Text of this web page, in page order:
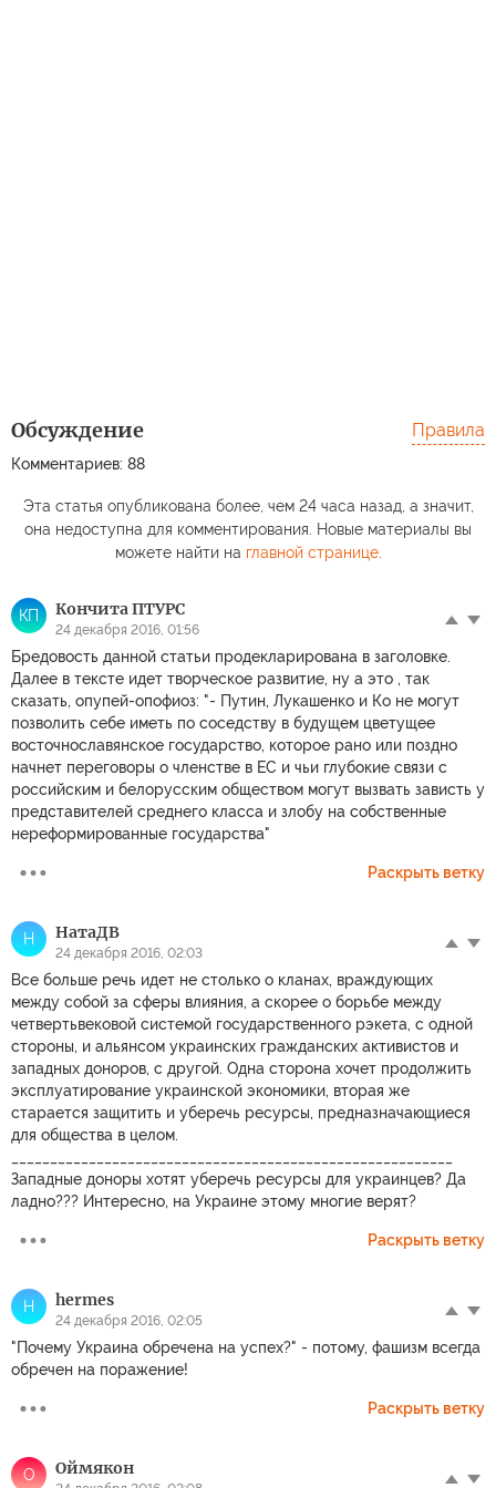
Обсуждение
Комментариев: 88
Правила
Эта статья опубликована более, чем 24 часа назад, а значит,
она недоступна для комментирования. Новые материалы вы
можете найти на главной странице.
КП Кончита ПТУРС
24 декабря 2016, 01:56
Бредовость данной статьи продекларирована в заголовке.
Далее в тексте идет творческое развитие, ну а это , так
сказать, опупей-опофиоз: "- Путин, Лукашенко и Ко не могут
позволить себе иметь по соседству в будущем цветущее
восточнославянское государство, которое рано или поздно
начнет переговоры о членстве в ЕС и чьи глубокие связи с
российским и белорусским обществом могут вызвать зависть у
представителей среднего класса и злобу на собственные
нереформированные государства"
Раскрыть ветку
Н НатаДВ
24 декабря 2016, 02:03
Все больше речь идет не столько о кланах, враждующих
между собой за сферы влияния, а скорее о борьбе между
четвертьвековой системой государственного рэкета, с одной
стороны, и альянсом украинских гражданских активистов и
западных доноров, с другой. Одна сторона хочет продолжить
эксплуатирование украинской экономики, вторая же
старается защитить и уберечь ресурсы, предназначающиеся
для общества в целом.
Западные доноры хотят уберечь ресурсы для украинцев? Да
ладно??? Интересно, на Украине этому многие верят?
Раскрыть ветку
H hermes
24 декабря 2016, 02:05
"Почему Украина обречена на успех?" - потому, фашизм всегда
обречен на поражение!
Раскрыть ветку
О Оймякон